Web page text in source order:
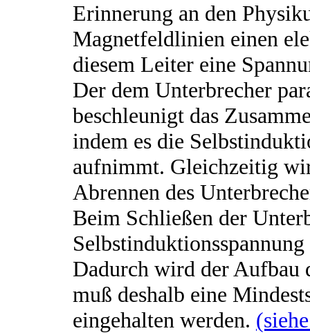
Erinnerung an den
Magnetfeldlinien einen
diesem Leiter eine
Der dem Unterbrecher
beschleunigt das
indem es die
aufnimmt. Gleichzeitig
Abrennen des
Beim Schließen der
Dadurch wird der Aufbau
muß deshalb eine
eingehalten werden.